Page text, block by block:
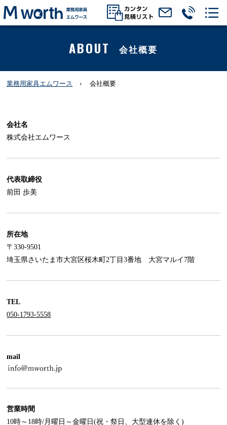
ABOUT 会社概要
業務用家具エムワース 会社概要
会社名
株式会社エムワース
代表取締役
前田 歩美
所在地
〒330-9501
埼玉県さいたま市大宮区桜木町2丁目3番地 大宮マルイ7階
TEL
050-1793-5558
mail
営業時間
10時～18時/月曜日～金曜日(祝・祭日、大型連休を除く)